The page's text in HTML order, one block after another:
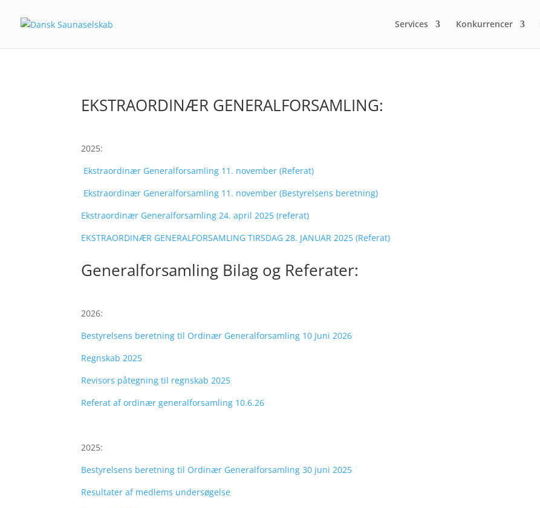
Services Konkurrencer
EKSTRAORDINÆR GENERALFORSAMLING:
2025:
Ekstraordinær Generalforsamling 11. november (Referat)
Ekstraordinær Generalforsamling 11. november (Bestyrelsens beretning)
Ekstraordinær Generalforsamling 24. april 2025 (referat)
EKSTRAORDINÆR GENERALFORSAMLING TIRSDAG 28. JANUAR 2025 (Referat)
Generalforsamling Bilag og Referater:
2026:
Bestyrelsens beretning til Ordinær Generalforsamling 10 Juni 2026
Regnskab 2025
Revisors påtegning til regnskab 2025
Referat af ordinær generalforsamling 10.6.26
2025:
Bestyrelsens beretning til Ordinær Generalforsamling 30 juni 2025
Resultater af medlems undersøgelse